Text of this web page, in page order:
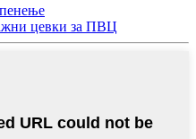
цевки за ПВЦ